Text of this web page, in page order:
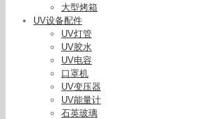
大型烤箱
UV设备配件
UV灯管
UV胶水
UV电容
口罩机
UV变压器
UV能量计
石英玻璃